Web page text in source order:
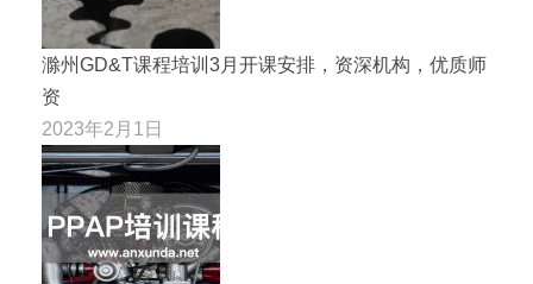
滁州GD&T课程培训3月开课安排，资深机构，优质师
资
2023年2月1日